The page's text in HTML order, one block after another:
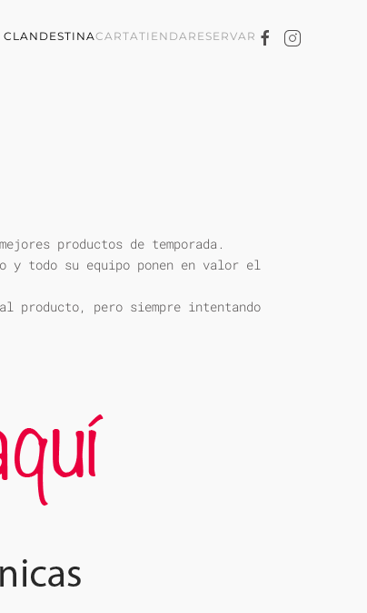
CLANDESTINACARTATIENDARESERVAR
productos de temporada.
y todo su equipo ponen en valor el
producto, pero siempre intentando